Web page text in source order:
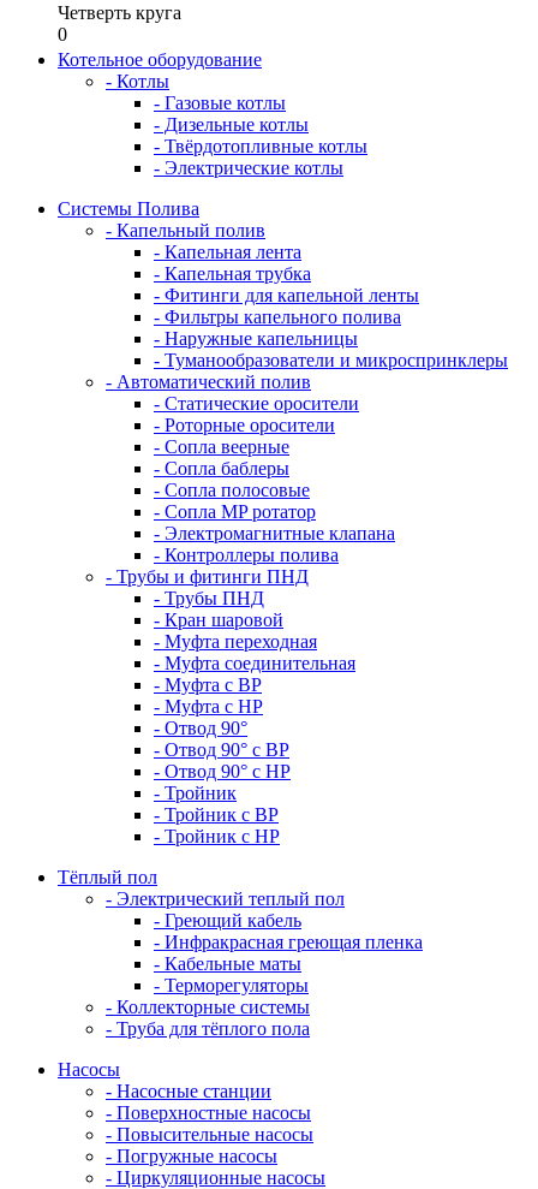
Четверть круга
0
Котельное оборудование
- Котлы
- Газовые котлы
- Дизельные котлы
- Твёрдотопливные котлы
- Электрические котлы
Системы Полива
- Капельный полив
- Капельная лента
- Капельная трубка
- Фитинги для капельной ленты
- Фильтры капельного полива
- Наружные капельницы
- Туманообразователи и микроспринклеры
- Автоматический полив
- Статические оросители
- Роторные оросители
- Сопла веерные
- Сопла баблеры
- Сопла полосовые
- Сопла MP ротатор
- Электромагнитные клапана
- Контроллеры полива
- Трубы и фитинги ПНД
- Трубы ПНД
- Кран шаровой
- Муфта переходная
- Муфта соединительная
- Муфта с ВР
- Муфта с НР
- Отвод 90°
- Отвод 90° с ВР
- Отвод 90° с НР
- Тройник
- Тройник с ВР
- Тройник с НР
Тёплый пол
- Электрический теплый пол
- Греющий кабель
- Инфракрасная греющая пленка
- Кабельные маты
- Терморегуляторы
- Коллекторные системы
- Труба для тёплого пола
Насосы
- Насосные станции
- Поверхностные насосы
- Повысительные насосы
- Погружные насосы
- Циркуляционные насосы